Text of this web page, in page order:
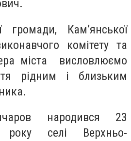
громади, Кам’янської
комітету та
міста висловлюємо
рідним і близьким
народився 23
селі Верхньо-